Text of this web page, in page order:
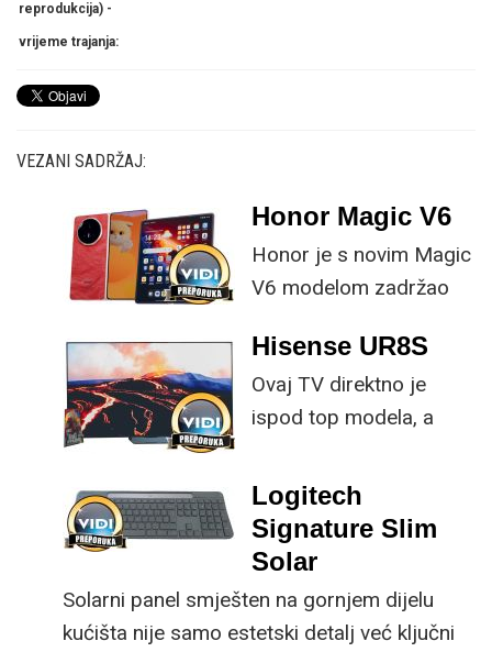
reprodukcija) -
vrijeme trajanja:
VEZANI SADRŽAJ:
Honor Magic V6
Honor je s novim Magic
V6 modelom zadržao
specifikacije, no
istovremeno
implementirao
ključne svakom
korisniku.
Hisense UR8S
Ovaj TV direktno je
ispod top modela, a
male ustupke možete
osjetno uštedjeti pri
kupnji.
Logitech
Signature Slim
Solar
Solarni panel smješten na gornjem dijelu
kućišta nije samo estetski detalj već ključni